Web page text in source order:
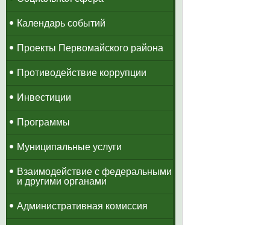
Календарь событий
Проекты Первомайского района
Противодействие коррупции
Инвестиции
Программы
Муниципальные услуги
Взаимодействие с федеральными
и другими органами
Административная комиссия